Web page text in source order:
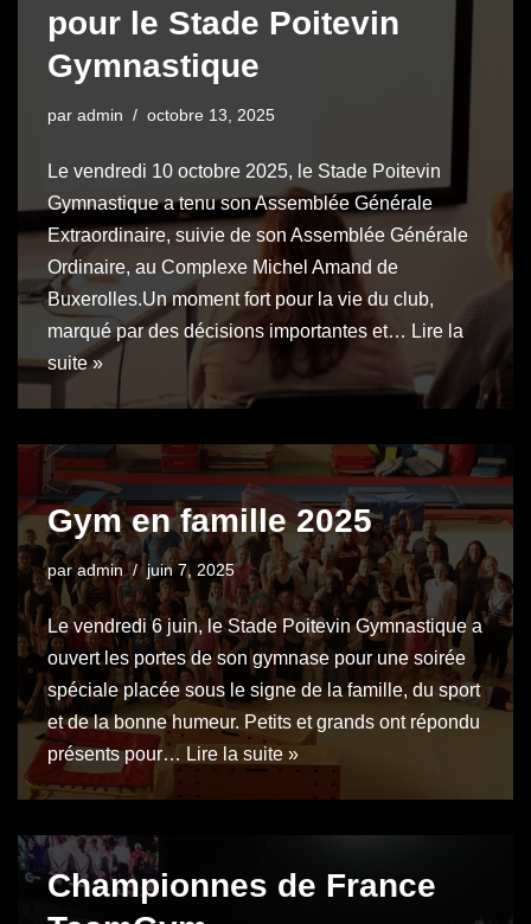
pour le Stade Poitevin
Gymnastique
par admin octobre 13, 2025
Le vendredi 10 octobre 2025, le Stade Poitevin
Gymnastique a tenu son Assemblée Générale
Extraordinaire, suivie de son Assemblée Générale
Ordinaire, au Complexe Michel Amand de
Buxerolles.Un moment fort pour la vie du club,
marqué par des décisions importantes et… Lire la
suite »
Gym en famille 2025
paradmin juin 7, 2025
Le vendredi 6 juin, le Stade Poitevin Gymnastique a
ouvert les portes de son gymnase pour une soirée
spéciale placée sous le signe de la famille, du sport
et de la bonne humeur. Petits et grands ont répondu
présents pour… Lire la suite »
Championnes de France